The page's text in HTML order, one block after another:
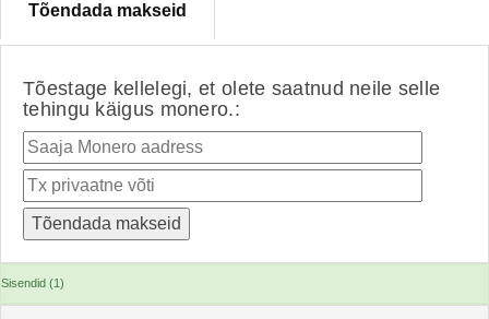
Tõendada makseid
Tõestage kellelegi, et olete saatnud neile selle
tehingu käigus monero.:
Sisendid (1)